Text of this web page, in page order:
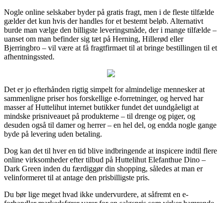
Nogle online selskaber byder på gratis fragt, men i de fleste tilfælde
gælder det kun hvis der handles for et bestemt beløb. Alternativt
burde man vælge den billigste leveringsmåde, der i mange tilfælde –
uanset om man befinder sig tæt på Herning, Hillerød eller
Bjerringbro – vil være at få fragtfirmaet til at bringe bestillingen til et
afhentningssted.
Det er jo efterhånden rigtig simpelt for almindelige mennesker at
sammenligne priser hos forskellige e-forretninger, og herved har
masser af Huttelihut internet butikker fundet det uundgåeligt at
mindske prisniveauet på produkterne – til drenge og piger, og
desuden også til damer og herrer – en hel del, og endda nogle gange
byde på levering uden betaling.
Dog kan det til hver en tid blive indbringende at inspicere indtil flere
online virksomheder efter tilbud på Huttelihut Elefanthue Dino –
Dark Green inden du færdiggør din shopping, således at man er
velinformeret til at antage den prisbilligste pris.
Du bør lige meget hvad ikke undervurdere, at såfremt en e-